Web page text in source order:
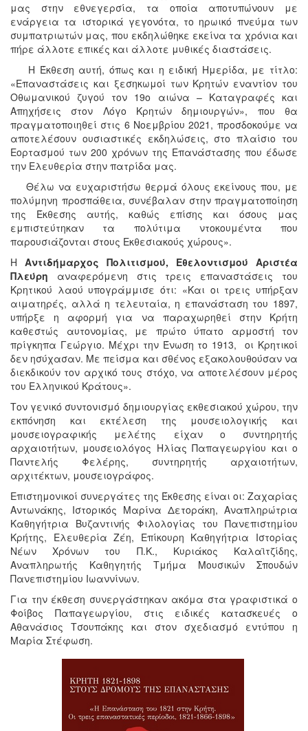
μας στην εθνεγερσία, τα οποία αποτυπώνουν με
ενάργεια τα ιστορικά γεγονότα, το ηρωικό πνεύμα των
συμπατριωτών μας, που εκδηλώθηκε εκείνα τα χρόνια και
πήρε άλλοτε επικές και άλλοτε μυθικές διαστάσεις.
Η Έκθεση αυτή, όπως και η ειδική Ημερίδα, με τίτλο:
«Επαναστάσεις και ξεσηκωμοί των Κρητών εναντίον του
Οθωμανικού ζυγού τον 19ο αιώνα – Καταγραφές και
Απηχήσεις στον Λόγο Κρητών δημιουργών», που θα
πραγματοποιηθεί στις 6 Νοεμβρίου 2021, προσδοκούμε να
αποτελέσουν ουσιαστικές εκδηλώσεις, στο πλαίσιο του
Εορτασμού των 200 χρόνων της Επανάστασης που έδωσε
την Ελευθερία στην πατρίδα μας.
Θέλω να ευχαριστήσω θερμά όλους εκείνους που, με
πολύμηνη προσπάθεια, συνέβαλαν στην πραγματοποίηση
της Έκθεσης αυτής, καθώς επίσης και όσους μας
εμπιστεύτηκαν τα πολύτιμα ντοκουμέντα που
παρουσιάζονται στους Εκθεσιακούς χώρους».
Η Αντιδήμαρχος Πολιτισμού, Εθελοντισμού Αριστέα
Πλεύρη αναφερόμενη στις τρεις επαναστάσεις του
Κρητικού λαού υπογράμμισε ότι: «Και οι τρεις υπήρξαν
αιματηρές, αλλά η τελευταία, η επανάσταση του 1897,
υπήρξε η αφορμή για να παραχωρηθεί στην Κρήτη
καθεστώς αυτονομίας, με πρώτο ύπατο αρμοστή τον
πρίγκηπα Γεώργιο. Μέχρι την Ένωση το 1913, οι Κρητικοί
δεν ησύχασαν. Με πείσμα και σθένος εξακολουθούσαν να
διεκδικούν τον αρχικό τους στόχο, να αποτελέσουν μέρος
του Ελληνικού Κράτους».
Τον γενικό συντονισμό δημιουργίας εκθεσιακού χώρου, την
εκπόνηση και εκτέλεση της μουσειολογικής και
μουσειογραφικής μελέτης είχαν ο συντηρητής
αρχαιοτήτων, μουσειολόγος Ηλίας Παπαγεωργίου και ο
Παντελής Φελέρης, συντηρητής αρχαιοτήτων,
αρχιτέκτων, μουσειογράφος.
Επιστημονικοί συνεργάτες της Έκθεσης είναι οι: Ζαχαρίας
Αντωνάκης, Ιστορικός Μαρίνα Δετοράκη, Αναπληρώτρια
Καθηγήτρια Βυζαντινής Φιλολογίας του Πανεπιστημίου
Κρήτης, Ελευθερία Ζέη, Επίκουρη Καθηγήτρια Ιστορίας
Νέων Χρόνων του Π.Κ., Κυριάκος Καλαϊτζίδης,
Αναπληρωτής Καθηγητής Τμήμα Μουσικών Σπουδών
Πανεπιστημίου Ιωαννίνων.
Για την έκθεση συνεργάστηκαν ακόμα στα γραφιστικά ο
Φοίβος Παπαγεωργίου, στις ειδικές κατασκευές ο
Αθανάσιος Τσουπάκης και στον σχεδιασμό εντύπου η
Μαρία Στέφωση.